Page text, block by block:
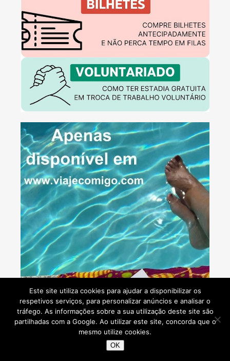
Este site utiliza cookies para ajudar a disponibilizar os
respetivos serviços, para personalizar anúncios e analisar o
tráfego. As informações sobre a sua utilização deste site são
partilhadas com a Google. Ao utilizar este site, concorda que o
mesmo utilize cookies.
OK